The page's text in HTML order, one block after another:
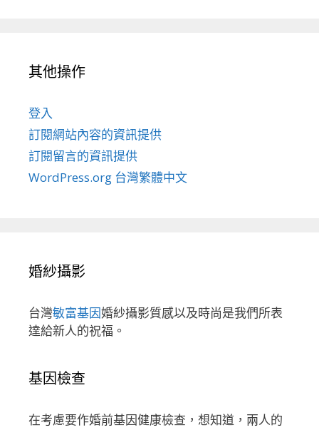
其他操作
登入
訂閱網站內容的資訊提供
訂閱留言的資訊提供
WordPress.org 台灣繁體中文
婚紗攝影
台灣敏富基因婚紗攝影質感以及時尚是我們所表
達給新人的祝福。
基因檢查
在考慮要作婚前基因健康檢查，想知道，兩人的